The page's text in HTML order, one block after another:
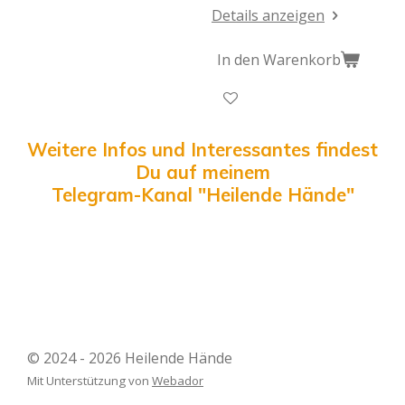
Details anzeigen
In den Warenkorb
Weitere Infos und Interessantes findest
Du auf meinem
Telegram-Kanal "Heilende Hände"
© 2024 - 2026 Heilende Hände
Mit Unterstützung von Webador